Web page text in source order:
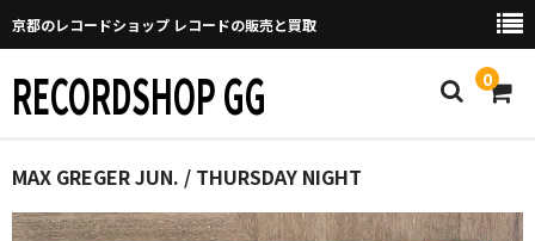
京都のレコードショップ レコードの販売と買取
RECORDSHOP GG 0
Home
マイページ
MAX GREGER JUN. / THURSDAY NIGHT